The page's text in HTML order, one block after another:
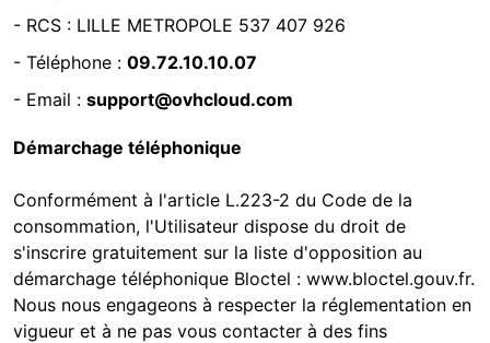
- RCS : LILLE METROPOLE 537 407 926
- Téléphone : 09.72.10.10.07
- Email : support@ovhcloud.com
Démarchage téléphonique
Conformément à l'article L.223-2 du Code de la
consommation, l'Utilisateur dispose du droit de
s'inscrire gratuitement sur la liste d'opposition au
démarchage téléphonique Bloctel : www.bloctel.gouv.fr.
Nous nous engageons à respecter la réglementation en
vigueur et à ne pas vous contacter à des fins